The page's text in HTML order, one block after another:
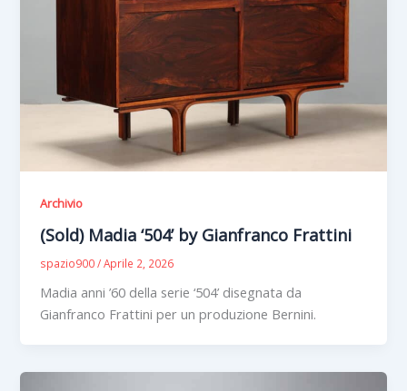
Archivio
(Sold) Madia ‘504’ by Gianfranco Frattini
spazio900/Aprile 2, 2026
Madia anni ’60 della serie ‘504’ disegnata da
Gianfranco Frattini per un produzione Bernini.